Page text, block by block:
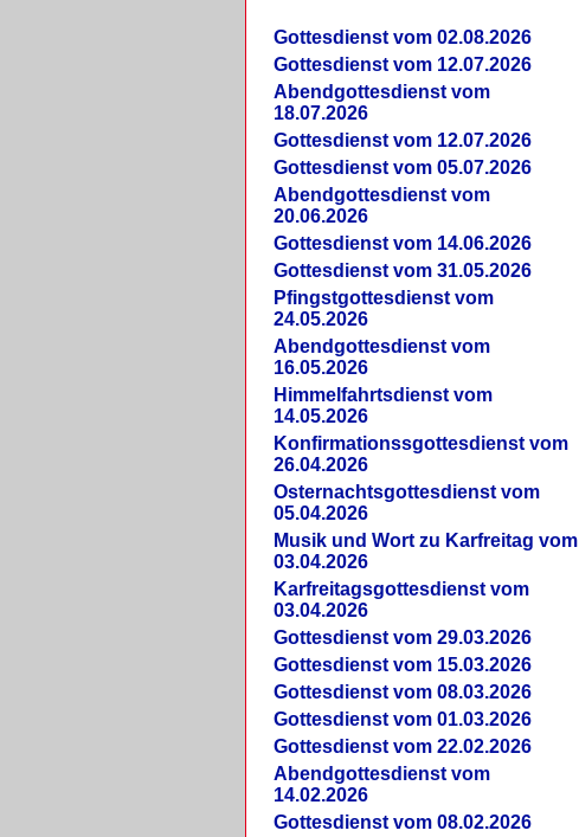
Gottesdienst vom 02.08.2026
Gottesdienst vom 12.07.2026
Abendgottesdienst vom
18.07.2026
Gottesdienst vom 12.07.2026
Gottesdienst vom 05.07.2026
Abendgottesdienst vom
20.06.2026
Gottesdienst vom 14.06.2026
Gottesdienst vom 31.05.2026
Pfingstgottesdienst vom
24.05.2026
Abendgottesdienst vom
16.05.2026
Himmelfahrtsdienst vom
14.05.2026
Konfirmationssgottesdienst vom
26.04.2026
Osternachtsgottesdienst vom
05.04.2026
Musik und Wort zu Karfreitag vom
03.04.2026
Karfreitagsgottesdienst vom
03.04.2026
Gottesdienst vom 29.03.2026
Gottesdienst vom 15.03.2026
Gottesdienst vom 08.03.2026
Gottesdienst vom 01.03.2026
Gottesdienst vom 22.02.2026
Abendgottesdienst vom
14.02.2026
Gottesdienst vom 08.02.2026